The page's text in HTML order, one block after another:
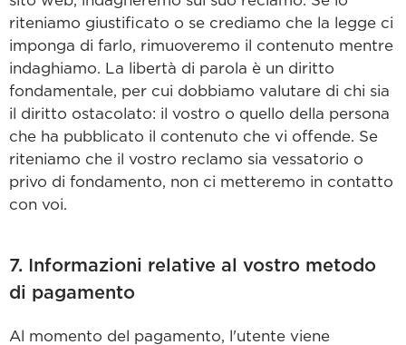
riteniamo giustificato o se crediamo che la legge ci
imponga di farlo, rimuoveremo il contenuto mentre
indaghiamo. La libertà di parola è un diritto
fondamentale, per cui dobbiamo valutare di chi sia
il diritto ostacolato: il vostro o quello della persona
che ha pubblicato il contenuto che vi offende. Se
riteniamo che il vostro reclamo sia vessatorio o
privo di fondamento, non ci metteremo in contatto
con voi.
7. Informazioni relative al vostro metodo
di pagamento
Al momento del pagamento, l'utente viene